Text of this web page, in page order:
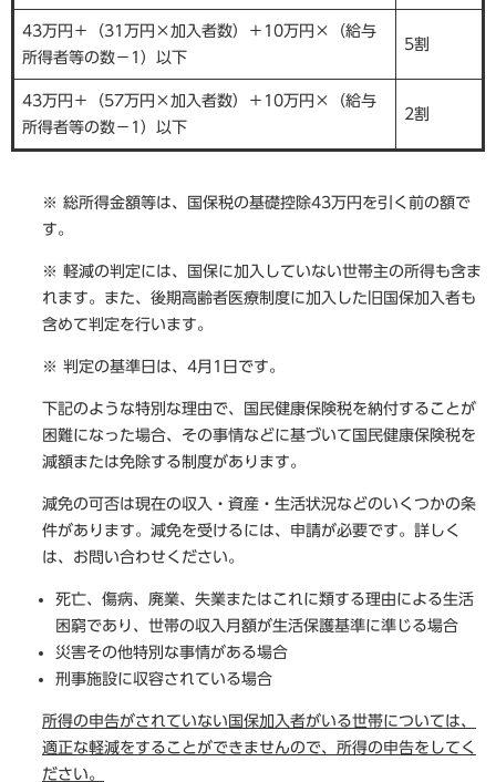
43万円＋（31万円×加入者数）＋10万円×（給与
所得者等の数－1）以下
5割
43万円＋（57万円×加入者数）＋10万円×（給与
所得者等の数－1）以下
2割
※ 総所得金額等は、国保税の基礎控除43万円を引く前の額で
す。
※ 軽減の判定には、国保に加入していない世帯主の所得も含ま
れます。また、後期高齢者医療制度に加入した旧国保加入者も
含めて判定を行います。
※ 判定の基準日は、4月1日です。
下記のような特別な理由で、国民健康保険税を納付することが
困難になった場合、その事情などに基づいて国民健康保険税を
減額または免除する制度があります。
減免の可否は現在の収入・資産・生活状況などのいくつかの条
件があります。減免を受けるには、申請が必要です。詳しく
は、お問い合わせください。
死亡、傷病、廃業、失業またはこれに類する理由による生活
困窮であり、世帯の収入月額が生活保護基準に準じる場合
災害その他特別な事情がある場合
刑事施設に収容されている場合
所得の申告がされていない国保加入者がいる世帯については、
適正な軽減をすることができませんので、所得の申告をしてく
ださい。